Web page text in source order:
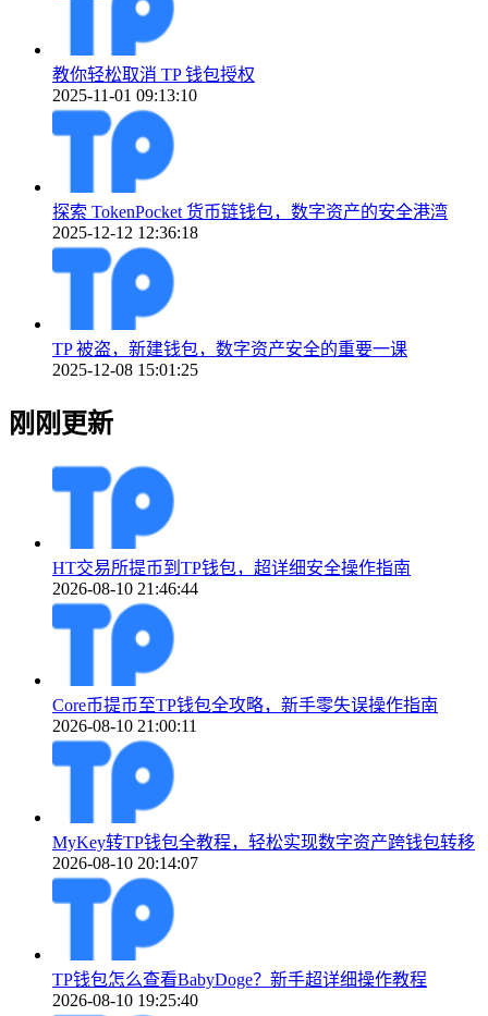
教你轻松取消 TP 钱包授权
2025-11-01 09:13:10
探索 TokenPocket 货币链钱包，数字资产的安全港湾
2025-12-12 12:36:18
TP 被盗，新建钱包，数字资产安全的重要一课
2025-12-08 15:01:25
刚刚更新
HT交易所提币到TP钱包，超详细安全操作指南
2026-08-10 21:46:44
Core币提币至TP钱包全攻略，新手零失误操作指南
2026-08-10 21:00:11
MyKey转TP钱包全教程，轻松实现数字资产跨钱包转移
2026-08-10 20:14:07
TP钱包怎么查看BabyDoge？新手超详细操作教程
2026-08-10 19:25:40